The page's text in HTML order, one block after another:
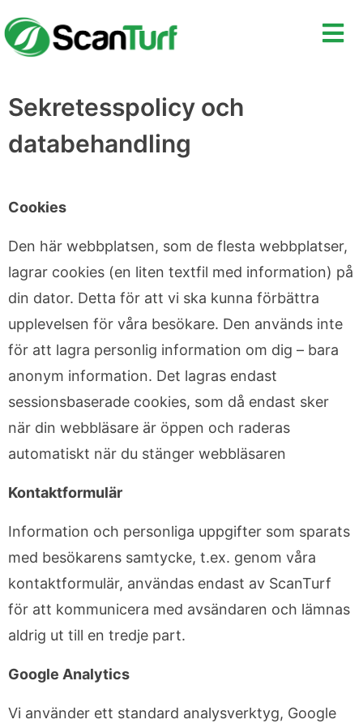
Sekretesspolicy och
databehandling
Cookies
Den här webbplatsen, som de flesta webbplatser,
lagrar cookies (en liten textfil med information) på
din dator. Detta för att vi ska kunna förbättra
upplevelsen för våra besökare. Den används inte
för att lagra personlig information om dig – bara
anonym information. Det lagras endast
sessionsbaserade cookies, som då endast sker
när din webbläsare är öppen och raderas
automatiskt när du stänger webbläsaren
Kontaktformulär
Information och personliga uppgifter som sparats
med besökarens samtycke, t.ex. genom våra
kontaktformulär, användas endast av ScanTurf
för att kommunicera med avsändaren och lämnas
aldrig ut till en tredje part.
Google Analytics
Vi använder ett standard analysverktyg, Google